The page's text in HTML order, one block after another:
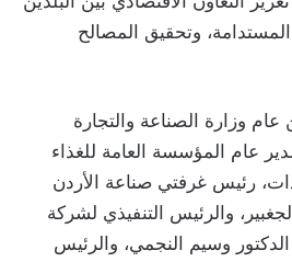
المستدامة، وتحقيق المصالح
وزارة الصناعة والتجارة
عام المؤسسة العامة للغذاء
رئيس غرفتي صناعة الأردن
والرئيس التنفيذي لشركة
الدكتور وسيم النجمي، والرئيس